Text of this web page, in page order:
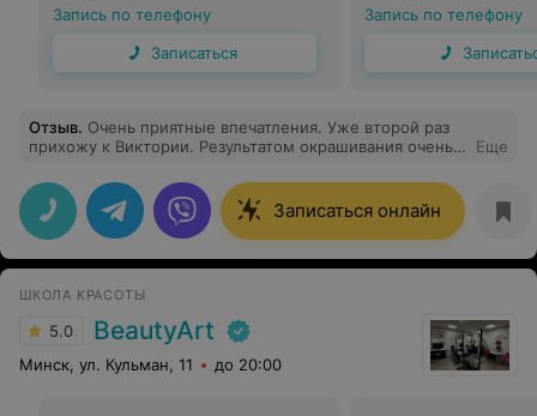
Запись по телефону
Записаться
Запись по телефону
Отзыв. Очень приятные впечатления. Уже второй раз
прихожу к Виктории. Результатом окрашивания очень
Еще
Записаться онлайн
ШКОЛА КРАСОТЫ
5.0 BeautyArt
Минск, ул. Кульман, 11 до 20:00